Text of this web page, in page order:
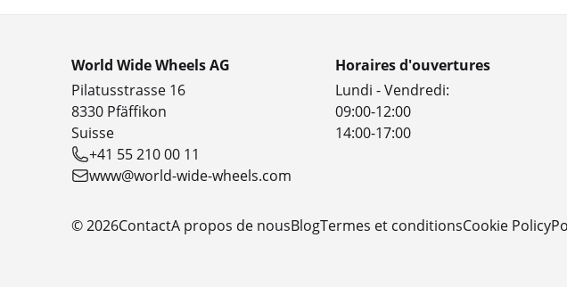
World Wide Wheels AG
Pilatusstrasse 16
8330 Pfäffikon
Suisse
+41 55 210 00 11
www@world-wide-wheels.com
Horaires d'ouvertures
Lundi - Vendredi:
09:00-12:00
14:00-17:00
© 2026ContactA propos de nousBlogTermes et conditionsCookie Policy